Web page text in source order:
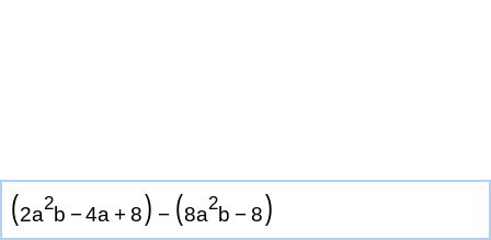
(2a2b −4a +8) − (8a2b −8)